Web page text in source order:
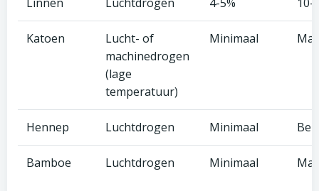
Katoen
Lucht- of
machinedrogen
(lage
temperatuur)
Minimaal
Hennep Luchtdrogen Minimaal
Bamboe Luchtdrogen Minimaal